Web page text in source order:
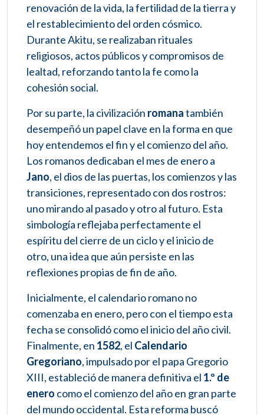
renovación de la vida, la fertilidad de la tierra y
el restablecimiento del orden cósmico.
Durante Akitu, se realizaban rituales
religiosos, actos públicos y compromisos de
lealtad, reforzando tanto la fe como la
cohesión social.
Por su parte, la civilización romanatambién
desempeñó un papel clave en la forma en que
hoy entendemos el fin y el comienzo del año.
Los romanos dedicaban el mes de enero a
Jano, el dios de las puertas, los comienzos y las
transiciones, representado con dos rostros:
uno mirando al pasado y otro al futuro. Esta
simbología reflejaba perfectamente el
espíritu del cierre de un ciclo y el inicio de
otro, una idea que aún persiste en las
reflexiones propias de fin de año.
Inicialmente, el calendario romano no
comenzaba en enero, pero con el tiempo esta
fecha se consolidó como el inicio del año civil.
Finalmente, en 1582, el Calendario
Gregoriano, impulsado por el papa Gregorio
XIII, estableció de manera definitiva el 1.º de
enero como el comienzo del año en gran parte
del mundo occidental. Esta reforma buscó